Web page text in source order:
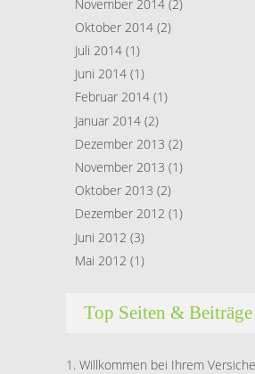
November 2014 (2)
Oktober 2014 (2)
Juli 2014 (1)
Juni 2014 (1)
Februar 2014 (1)
Januar 2014 (2)
Dezember 2013 (2)
November 2013 (1)
Oktober 2013 (2)
Dezember 2012 (1)
Juni 2012 (3)
Mai 2012 (1)
Top Seiten & Beiträge
Willkommen bei Ihrem